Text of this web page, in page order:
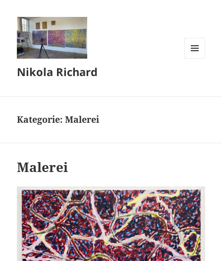
Nikola Richard
Kategorie:Malerei
Malerei